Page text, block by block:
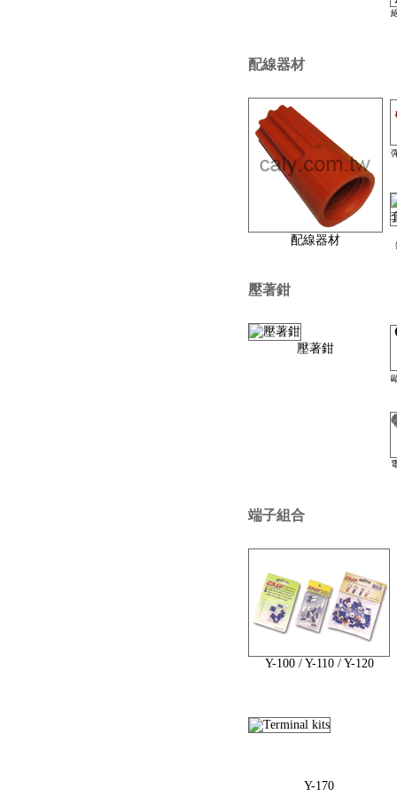
配線器材
配線器材
壓著鉗
壓著鉗
端子組合
Y-100 / Y-110 / Y-120
Y-170